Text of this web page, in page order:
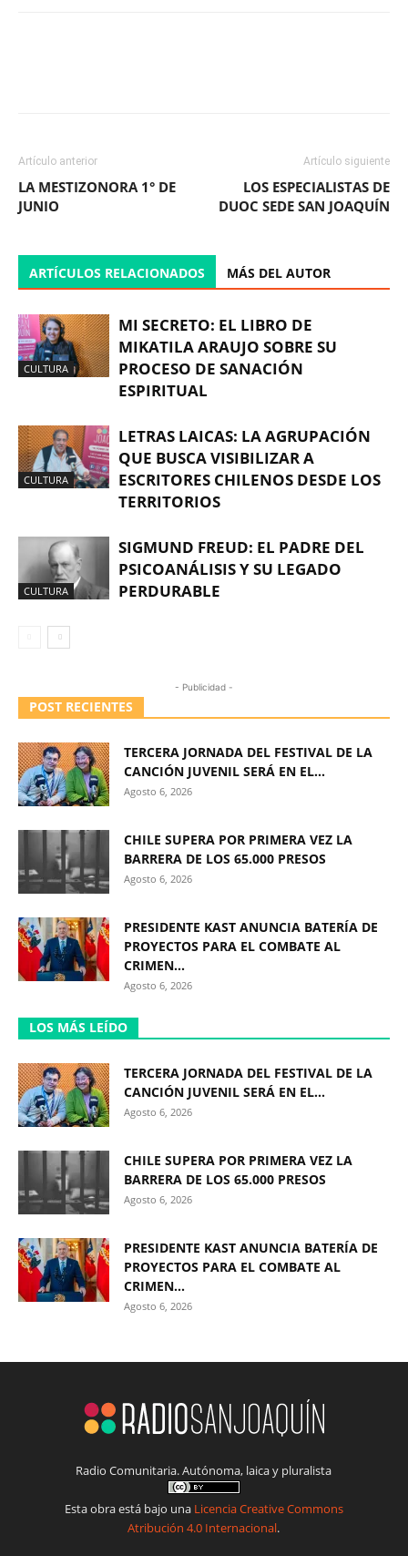
Artículo anterior
LA MESTIZONORA 1° DE
JUNIO
Artículo siguiente
LOS ESPECIALISTAS DE
DUOC SEDE SAN JOAQUÍN
ARTÍCULOS RELACIONADOS MÁS DEL AUTOR
CULTURA
MI SECRETO: EL LIBRO DE
MIKATILA ARAUJO SOBRE SU
PROCESO DE SANACIÓN
ESPIRITUAL
CULTURA
LETRAS LAICAS: LA AGRUPACIÓN
QUE BUSCA VISIBILIZAR A
ESCRITORES CHILENOS DESDE LOS
TERRITORIOS
CULTURA
SIGMUND FREUD: EL PADRE DEL
PSICOANÁLISIS Y SU LEGADO
PERDURABLE
- Publicidad -
POST RECIENTES
TERCERA JORNADA DEL FESTIVAL DE LA
CANCIÓN JUVENIL SERÁ EN EL...
Agosto 6, 2026
CHILE SUPERA POR PRIMERA VEZ LA
BARRERA DE LOS 65.000 PRESOS
Agosto 6, 2026
PRESIDENTE KAST ANUNCIA BATERÍA DE
PROYECTOS PARA EL COMBATE AL
CRIMEN...
Agosto 6, 2026
LOS MÁS LEÍDO
TERCERA JORNADA DEL FESTIVAL DE LA
CANCIÓN JUVENIL SERÁ EN EL...
Agosto 6, 2026
CHILE SUPERA POR PRIMERA VEZ LA
BARRERA DE LOS 65.000 PRESOS
Agosto 6, 2026
PRESIDENTE KAST ANUNCIA BATERÍA DE
PROYECTOS PARA EL COMBATE AL
CRIMEN...
Agosto 6, 2026
Radio Comunitaria. Autónoma, laica y pluralista
Esta obra está bajo una Licencia Creative Commons
Atribución 4.0 Internacional.